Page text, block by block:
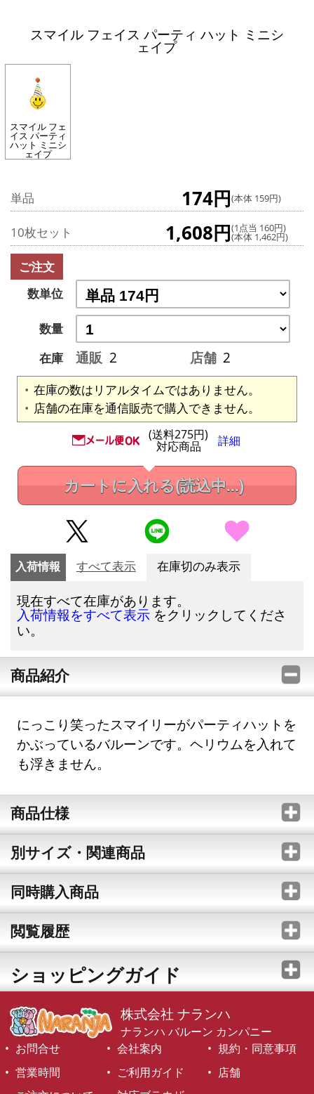
スマイル フェイス パーティ ハット ミニシ
ェイプ
スマイル フェ
イス パーティ
ハット ミニシ
ェイプ
単品 174円(本体 159円)
10枚セット 1,608円(1点当 160円)
(本体 1,462円)
ご注文
数単位
数量
在庫
通販 2 店舗 2
在庫の数はリアルタイムではありません。
店舗の在庫を通信販売で購入できません。
(送料275円)
対応商品 詳細
カートに入れる(読込中...)
入荷情報 すべて表示 在庫切のみ表示
現在すべて在庫があります。
入荷情報をすべて表示 をクリックしてくださ
い。
商品紹介
にっこり笑ったスマイリーがパーティハットを
かぶっているバルーンです。ヘリウムを入れて
も浮きません。
商品仕様
別サイズ・関連商品
同時購入商品
閲覧履歴
ショッピングガイド
株式会社 ナランハ
ナランハ バルーン カンパニー
お問合せ
会社案内
規約・同意事項
営業時間
ご利用ガイド
店舗